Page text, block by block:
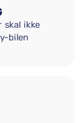
skal ikke
bilen